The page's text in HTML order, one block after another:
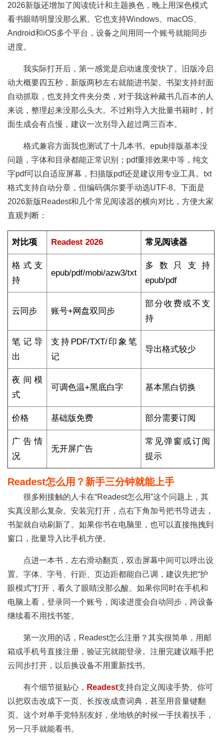
2026新版还增加了阅读统计和主题换色，晚上用深色模式
看书眼睛明显没那么累。它也支持Windows、macOS、
Android和iOS多个平台，设备之间用同一个账号就能同步
进度。
我实际打开后，第一感觉是启动速度变快了。旧版冷启
动大概要四五秒，新版两秒左右就能进书架。书架支持封面
自动抓取，也支持文件夹分类，对于我这种藏书几百本的人
来说，整理起来没那么头大。不过刚导入大批量书籍时，封
面生成会有点慢，建议一次别导入超过两三百本。
格式兼容方面我也测试了十几本书。epub排版基本没
问题，字体和目录都能正常识别；pdf重排效果中等，纯文
字pdf可以自适应屏幕，扫描版pdf还是建议用专业工具。txt
格式支持自动分章，但编码偶尔要手动选UTF-8。下面是
2026新版Readest和几个常见阅读器的横向对比，方便大家
直观判断：
对比项 Readest 2026 常见阅读器
格式支
持
epub/pdf/mobi/azw3/txt
多数只支持
epub/pdf
云同步 账号+网盘双同步
部分收费或不支
持
笔记导
出
支持PDF/TXT/印象笔
记
导出格式较少
夜间模
式
可调色温+黑底白字 基本黑白切换
价格 基础版免费 部分需要订阅
广告情
况
无开屏广告
常见弹窗或订阅
提示
Readest怎么用？新手三分钟就能上手
很多刚接触的人卡在“Readest怎么用”这个问题上，其
实真没那么复杂。安装完打开，点右下角加号把书导进去，
书架就自动刷新了。如果你书在电脑里，也可以直接拖拽到
窗口，批量导入比手机方便。
点进一本书，左右滑动翻页，双击屏幕中间可以呼出设
置。字体、字号、行距、页边距都能自己调，建议先把“护
眼模式”打开，看久了眼睛没那么酸。如果你同时在手机和
电脑上看，登录同一个账号，阅读进度会自动同步，跨设备
继续看不用找书签。
第一次用的话，Readest怎么注册？其实很简单，用邮
箱或手机号直接注册，验证完就能登录。注册完建议顺手把
云同步打开，以后换设备不用重新找书。
有个细节挺贴心， Readest支持自定义阅读手势。你可
以把双击改成下一页、长按改成查词典，甚至用音量键翻
页。这个对单手党特别友好，坐地铁的时候一手扶着扶手，
另一只手就能看书。